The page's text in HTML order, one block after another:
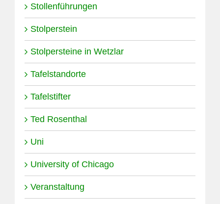
Stollenführungen
Stolperstein
Stolpersteine in Wetzlar
Tafelstandorte
Tafelstifter
Ted Rosenthal
Uni
University of Chicago
Veranstaltung